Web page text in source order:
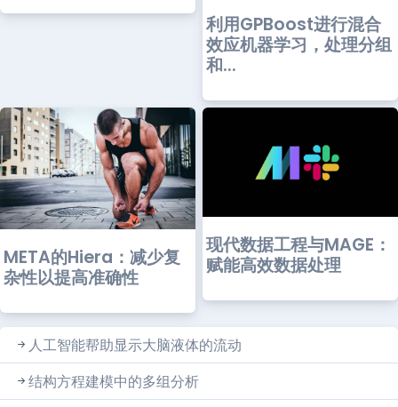
利用GPBoost进行混合
效应机器学习，处理分组
和...
META的Hiera：减少复
杂性以提高准确性
现代数据工程与MAGE：
赋能高效数据处理
人工智能帮助显示大脑液体的流动
结构方程建模中的多组分析